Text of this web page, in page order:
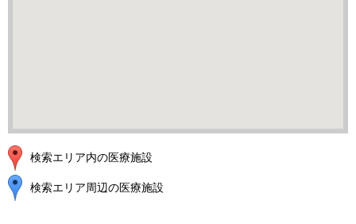
検索エリア内の医療施設
検索エリア周辺の医療施設